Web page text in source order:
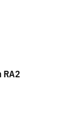
RA2